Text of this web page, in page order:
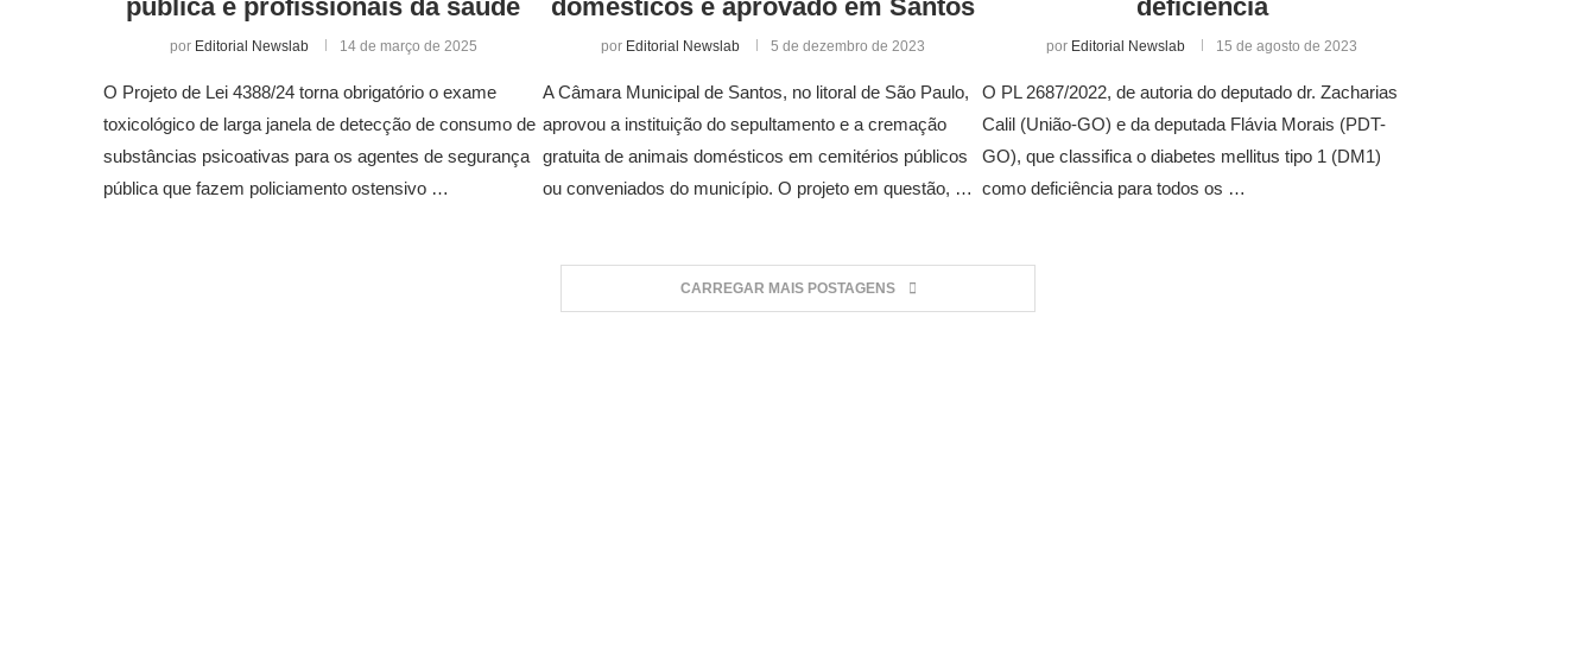
pública e profissionais da saúde
por Editorial Newslab 14 de março de 2025
O Projeto de Lei 4388/24 torna obrigatório o exame
toxicológico de larga janela de detecção de consumo de
substâncias psicoativas para os agentes de segurança
pública que fazem policiamento ostensivo …
domésticos é aprovado em Santos
por Editorial Newslab 5 de dezembro de 2023
A Câmara Municipal de Santos, no litoral de São Paulo,
aprovou a instituição do sepultamento e a cremação
gratuita de animais domésticos em cemitérios públicos
ou conveniados do município. O projeto em questão, …
deficiência
por Editorial Newslab 15 de agosto de 2023
O PL 2687/2022, de autoria do deputado dr. Zacharias
Calil (União-GO) e da deputada Flávia Morais (PDT-
GO), que classifica o diabetes mellitus tipo 1 (DM1)
como deficiência para todos os …
CARREGAR MAIS POSTAGENS